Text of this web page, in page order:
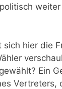
sich hier die
Ein
Vertreters,